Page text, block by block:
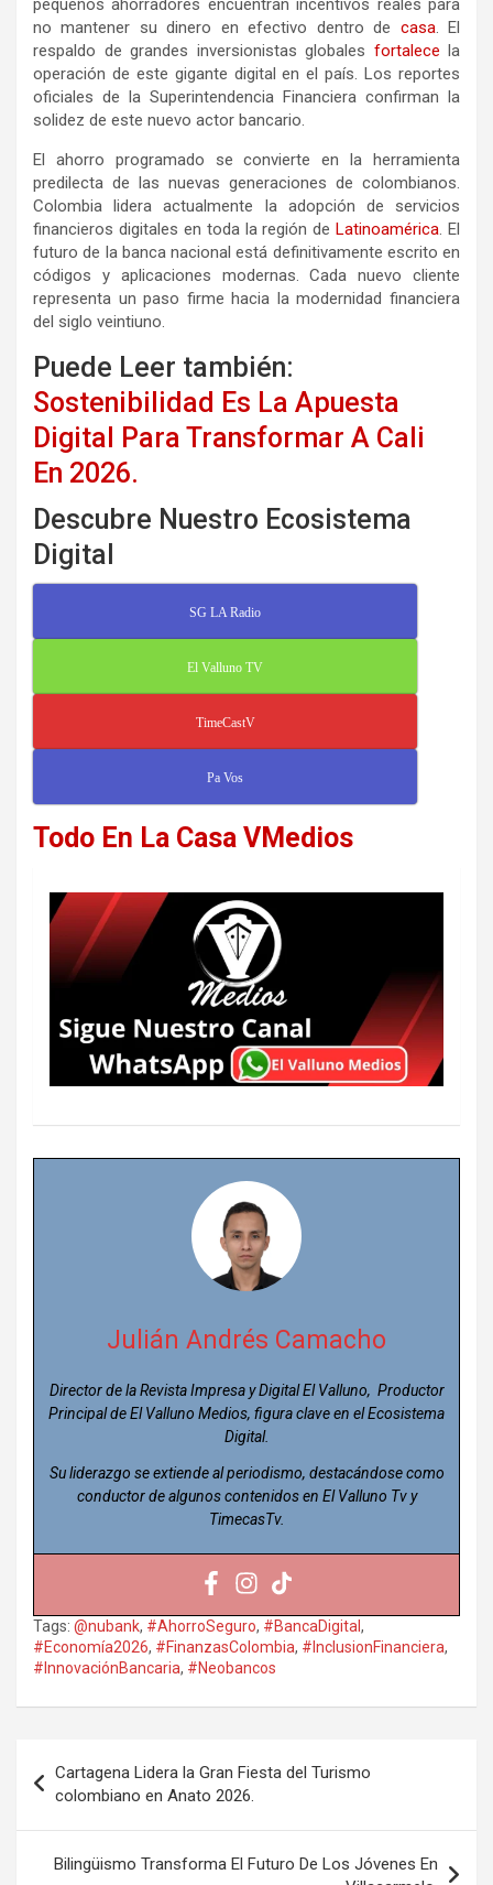
pequeños ahorradores encuentran incentivos reales para
no mantener su dinero en efectivo dentro de casa. El
respaldo de grandes inversionistas globales fortalece la
operación de este gigante digital en el país. Los reportes
oficiales de la Superintendencia Financiera confirman la
solidez de este nuevo actor bancario.
El ahorro programado se convierte en la herramienta
predilecta de las nuevas generaciones de colombianos.
Colombia lidera actualmente la adopción de servicios
financieros digitales en toda la región deLatinoamérica. El
futuro de la banca nacional está definitivamente escrito en
códigos y aplicaciones modernas. Cada nuevo cliente
representa un paso firme hacia la modernidad financiera
del siglo veintiuno.
Puede Leer también:
Sostenibilidad Es La Apuesta
Digital Para Transformar A Cali
En 2026.
Descubre Nuestro Ecosistema
Digital
SG LA Radio
El Valluno TV
TimeCastV
Pa Vos
Todo En La Casa VMedios
Julián Andrés Camacho
Director de la Revista Impresa y Digital El Valluno, Productor
Principal de El Valluno Medios, figura clave en el Ecosistema
Digital.
Su liderazgo se extiende al periodismo, destacándose como
conductor de algunos contenidos en El Valluno Tv y
TimecasTv.
Tags: @nubank, #AhorroSeguro, #BancaDigital ,
#Economía2026, #FinanzasColombia, #InclusionFinanciera,
#InnovaciónBancaria, #Neobancos
de
entradas
Cartagena Lidera la Gran Fiesta del Turismo
colombiano en Anato 2026.
Bilingüismo Transforma El Futuro De Los Jóvenes En